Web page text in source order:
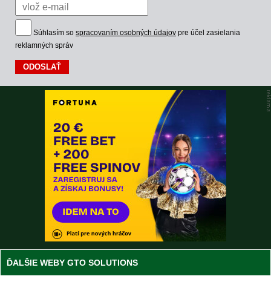
Súhlasím so spracovaním osobných údajov pre účel zasielania
reklamných správ
ĎALŠIE WEBY GTO SOLUTIONS